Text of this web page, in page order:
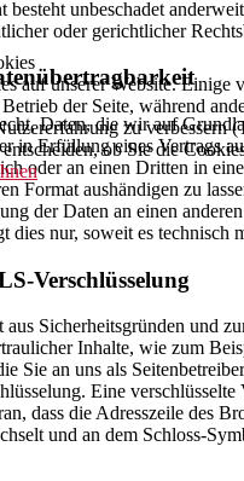
besteht unbeschadet
oder gerichtlicher
Daten, die wir auf
in Erfüllung eines Vertrags
oder an einen Dritten in
Format aushändigen zu
der Daten an einen
dies nur, soweit es technisch
Verschlüsselung
aus Sicherheitsgründen und
Inhalte, wie zum
Sie an uns als
Eine verschlüsselte
dass die Adresszeile des
und an dem Schloss-
auf unserer Website. Einige
der Seite, während
zu verbessern
ob Sie die